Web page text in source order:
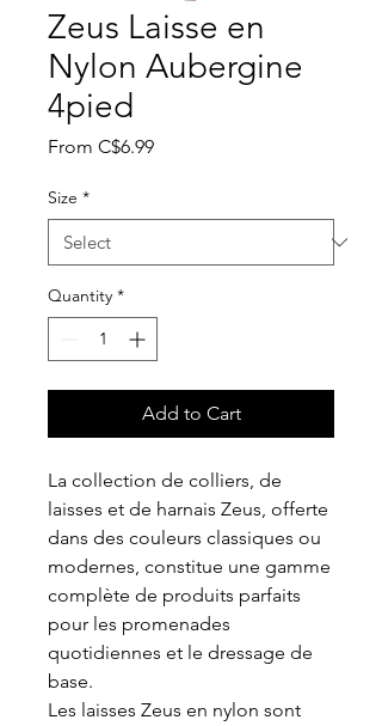
Zeus Laisse en
Nylon Aubergine
4pied
From C$6.99Sale
Size *
Quantity *
Add to Cart
La collection de colliers, de
laisses et de harnais Zeus, offerte
dans des couleurs classiques ou
modernes, constitue une gamme
complète de produits parfaits
pour les promenades
quotidiennes et le dressage de
base.
Les laisses Zeus en nylon sont